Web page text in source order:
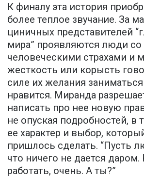
К финалу эта история
более теплое звучание. За
циничных представителей
мира” проявляются люди
человеческими страхами и
жесткость или корысть
силе их желания
нравится. Миранда
написать про нее новую
не опуская подробностей, в
ее характер и выбор,
пришлось сделать. “Пусть
что ничего не дается
работать, очень. А ты?”